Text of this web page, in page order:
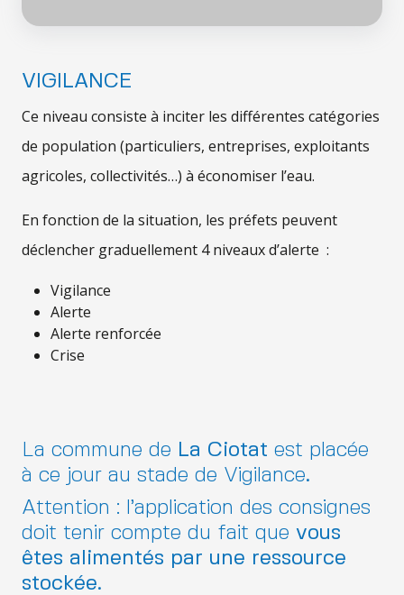
VIGILANCE
Ce niveau consiste à inciter les différentes catégories
de population (particuliers, entreprises, exploitants
agricoles, collectivités…) à économiser l’eau.
En fonction de la situation, les préfets peuvent
déclencher graduellement 4 niveaux d’alerte :
Vigilance
Alerte
Alerte renforcée
Crise
La commune de La Ciotat est placée
à ce jour au stade de Vigilance.
Attention : l’application des consignes
doit tenir compte du fait que vous
êtes alimentés par une ressource
stockée.